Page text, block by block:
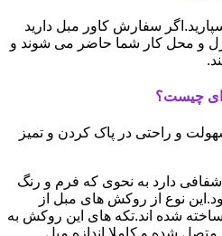
سفارش کاور مبل دارید
و محل کار شما حاضر می شوند و
ای چیست؟
شکل اصلی مبل 2-سهولت و راحتی در پاک کردن و تمیز
دارد به نحوی که فرم و رنگ
نوع از روکش های مبل از
جنس پلاستیک ژله ای یا PVC ساخته شده اند.تکه های این روکش به